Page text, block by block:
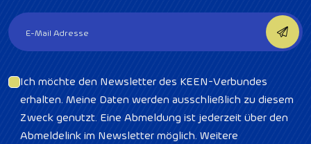
Ich möchte den Newsletter des KEEN-Verbundes
erhalten. Meine Daten werden ausschließlich zu diesem
Zweck genutzt. Eine Abmeldung ist jederzeit über den
Abmeldelink im Newsletter möglich. Weitere